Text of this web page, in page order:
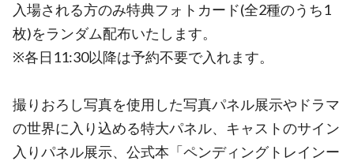
入場される方のみ特典フォトカード(全2種のうち1
枚)をランダム配布いたします。
※各日11:30以降は予約不要で入れます。
撮りおろし写真を使用した写真パネル展示やドラマ
の世界に入り込める特大パネル、キャストのサイン
入りパネル展示、公式本「ペンディングトレインー